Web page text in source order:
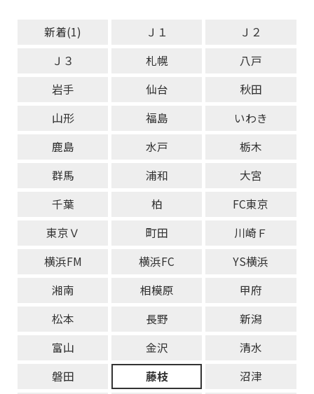
新着(1) Ｊ１
Ｊ２
Ｊ３
札幌
八戸
岩手
仙台
秋田
山形
福島
いわき
鹿島
水戸
栃木
群馬
浦和
大宮
千葉
柏
FC東京
東京Ｖ
町田
川崎Ｆ
横浜FM
横浜FC
YS横浜
湘南
相模原
甲府
松本
長野
新潟
富山
金沢
清水
磐田
藤枝
沼津